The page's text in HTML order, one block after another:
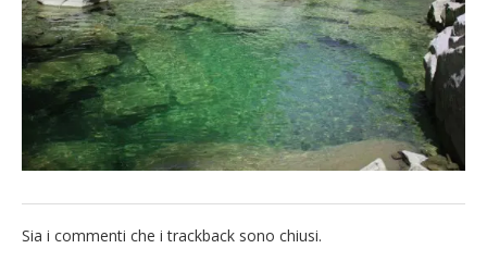
Italiano
German
English
Spanish
Italiano
Sia i commenti che i trackback sono chiusi.